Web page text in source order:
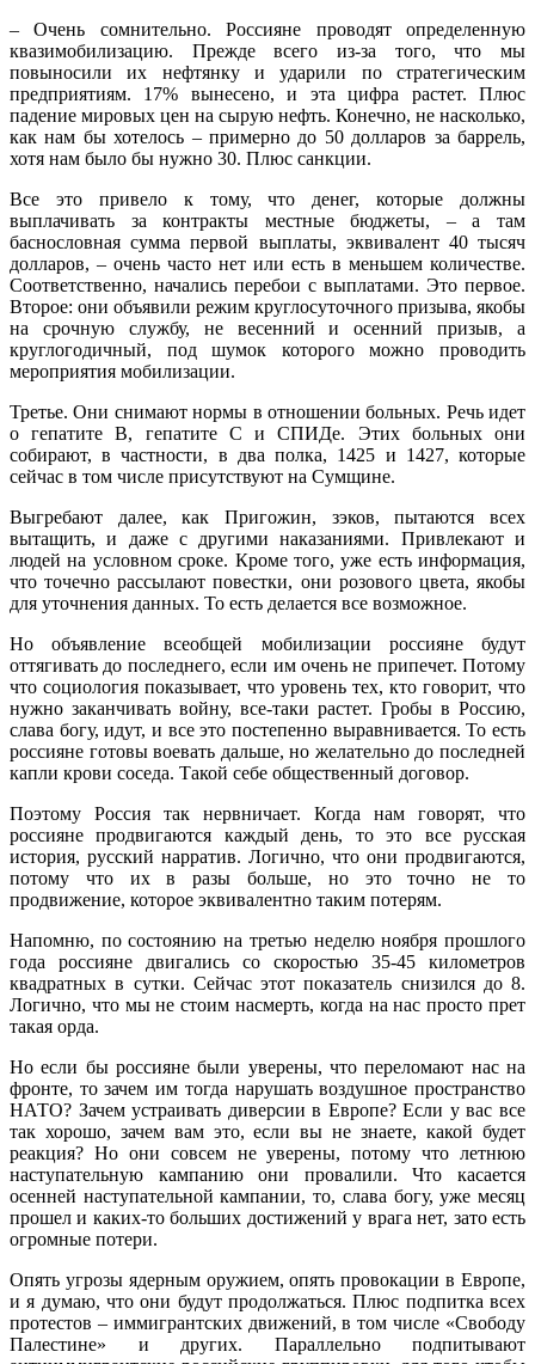
– Очень сомнительно. Россияне проводят определенную
квазимобилизацию. Прежде всего из-за того, что мы
повыносили их нефтянку и ударили по стратегическим
предприятиям. 17% вынесено, и эта цифра растет. Плюс
падение мировых цен на сырую нефть. Конечно, не насколько,
как нам бы хотелось – примерно до 50 долларов за баррель,
хотя нам было бы нужно 30. Плюс санкции.
Все это привело к тому, что денег, которые должны
выплачивать за контракты местные бюджеты, – а там
баснословная сумма первой выплаты, эквивалент 40 тысяч
долларов, – очень часто нет или есть в меньшем количестве.
Соответственно, начались перебои с выплатами. Это первое.
Второе: они объявили режим круглосуточного призыва, якобы
на срочную службу, не весенний и осенний призыв, а
круглогодичный, под шумок которого можно проводить
мероприятия мобилизации.
Третье. Они снимают нормы в отношении больных. Речь идет
о гепатите B, гепатите C и СПИДе. Этих больных они
собирают, в частности, в два полка, 1425 и 1427, которые
сейчас в том числе присутствуют на Сумщине.
Выгребают далее, как Пригожин, зэков, пытаются всех
вытащить, и даже с другими наказаниями. Привлекают и
людей на условном сроке. Кроме того, уже есть информация,
что точечно рассылают повестки, они розового цвета, якобы
для уточнения данных. То есть делается все возможное.
Но объявление всеобщей мобилизации россияне будут
оттягивать до последнего, если им очень не припечет. Потому
что социология показывает, что уровень тех, кто говорит, что
нужно заканчивать войну, все-таки растет. Гробы в Россию,
слава богу, идут, и все это постепенно выравнивается. То есть
россияне готовы воевать дальше, но желательно до последней
капли крови соседа. Такой себе общественный договор.
Поэтому Россия так нервничает. Когда нам говорят, что
россияне продвигаются каждый день, то это все русская
история, русский нарратив. Логично, что они продвигаются,
потому что их в разы больше, но это точно не то
продвижение, которое эквивалентно таким потерям.
Напомню, по состоянию на третью неделю ноября прошлого
года россияне двигались со скоростью 35-45 километров
квадратных в сутки. Сейчас этот показатель снизился до 8.
Логично, что мы не стоим насмерть, когда на нас просто прет
такая орда.
Но если бы россияне были уверены, что переломают нас на
фронте, то зачем им тогда нарушать воздушное пространство
НАТО? Зачем устраивать диверсии в Европе? Если у вас все
так хорошо, зачем вам это, если вы не знаете, какой будет
реакция? Но они совсем не уверены, потому что летнюю
наступательную кампанию они провалили. Что касается
осенней наступательной кампании, то, слава богу, уже месяц
прошел и каких-то больших достижений у врага нет, зато есть
огромные потери.
Опять угрозы ядерным оружием, опять провокации в Европе,
и я думаю, что они будут продолжаться. Плюс подпитка всех
протестов – иммигрантских движений, в том числе «Свободу
Палестине» и других. Параллельно подпитывают